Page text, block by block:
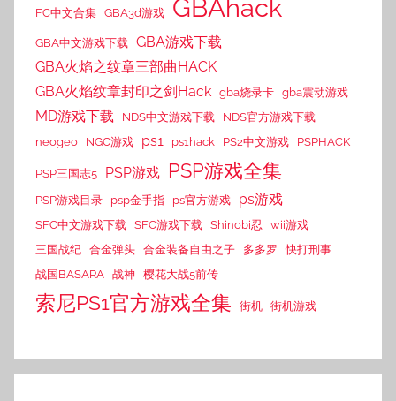
FC中文合集 GBA3d游戏 GBAhack
GBA中文游戏下载 GBA游戏下载
GBA火焰之纹章三部曲HACK
GBA火焰纹章封印之剑Hack gba烧录卡 gba震动游戏
MD游戏下载 NDS中文游戏下载
NDS官方游戏下载
neogeo
NGC游戏 ps1 ps1hack PS2中文游戏 PSPHACK
PSP三国志5 PSP游戏 PSP游戏全集
PSP游戏目录 psp金手指 ps官方游戏 ps游戏
SFC中文游戏下载 SFC游戏下载 Shinobi忍
wii游戏
三国战纪 合金弹头 合金装备自由之子 多多罗
快打刑事
战国BASARA 战神 樱花大战5前传
索尼PS1官方游戏全集 街机 街机游戏